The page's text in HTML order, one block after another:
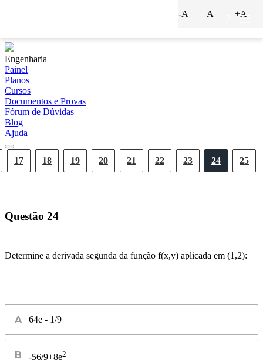
Engenharia
Painel
Planos
Cursos
Documentos e Provas
Fórum de Dúvidas
Blog
Ajuda
17 18 19 20 21 22 23 24 25
-A A +A
Questão 24
Determine a derivada segunda da função f(x,y) aplicada em (1,2):
64e - 1/9
-56/9+8e2